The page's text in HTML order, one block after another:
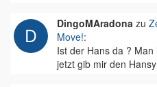
DingoMAradona zu
Move!:
Ist der Hans da ?
jetzt gib mir den Hansy